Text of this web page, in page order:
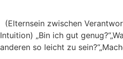
(Elternsein zwischen
Intuition) „Bin ich gut
anderen so leicht zu